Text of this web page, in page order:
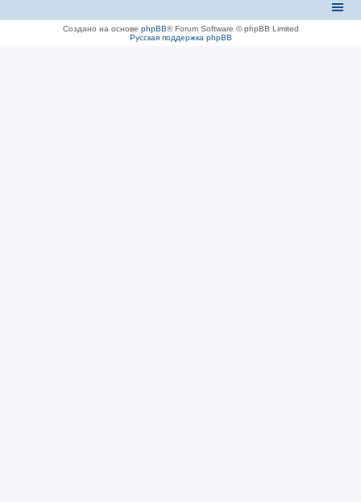
Создано на основе phpBB® Forum Software © phpBB Limited
Русская поддержка phpBB